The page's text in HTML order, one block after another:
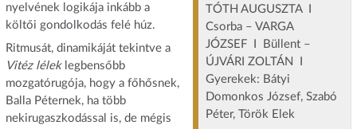
TÓTH AUGUSZTA I
Csorba – VARGA
JÓZSEF I Büllent –
ÚJVÁRI ZOLTÁN I
Gyerekek: Bátyi
Domonkos József, Szabó
Péter, Török Elek
nyelvének logikája inkább a
költői gondolkodás felé húz.
Ritmusát, dinamikáját tekintve a
Vitéz léleklegbensőbb
mozgatórugója, hogy a főhősnek,
Balla Péternek, ha több
nekirugaszkodással is, de mégis